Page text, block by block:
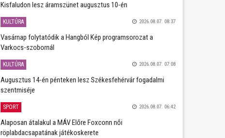
Kisfaludon lesz áramszünet augusztus 10-én
KULTÚRA 2026.08.07. 08:37
Vasárnap folytatódik a Hangból Kép programsorozat a
Varkocs-szobornál
KULTÚRA 2026.08.07. 07:08
Augusztus 14-én pénteken lesz Székesfehérvár fogadalmi
szentmiséje
SPORT 2026.08.07. 06:42
Alaposan átalakul a MÁV Előre Foxconn női
röplabdacsapatának játékoskerete